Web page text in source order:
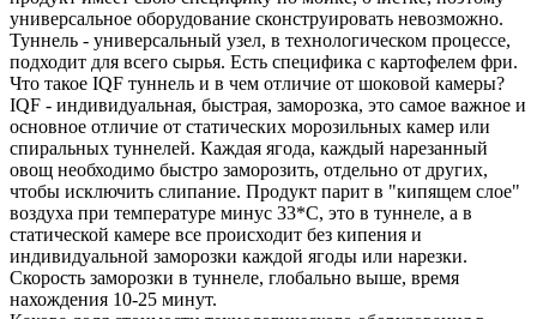
универсальное оборудование сконструировать невозможно.
Туннель - универсальный узел, в технологическом процессе,
подходит для всего сырья. Есть специфика с картофелем фри.
Что такое IQF туннель и в чем отличие от шоковой камеры?
IQF - индивидуальная, быстрая, заморозка, это самое важное и
основное отличие от статических морозильных камер или
спиральных туннелей. Каждая ягода, каждый нарезанный
овощ необходимо быстро заморозить, отдельно от других,
чтобы исключить слипание. Продукт парит в "кипящем слое"
воздуха при температуре минус 33*С, это в туннеле, а в
статической камере все происходит без кипения и
индивидуальной заморозки каждой ягоды или нарезки.
Скорость заморозки в туннеле, глобально выше, время
нахождения 10-25 минут.